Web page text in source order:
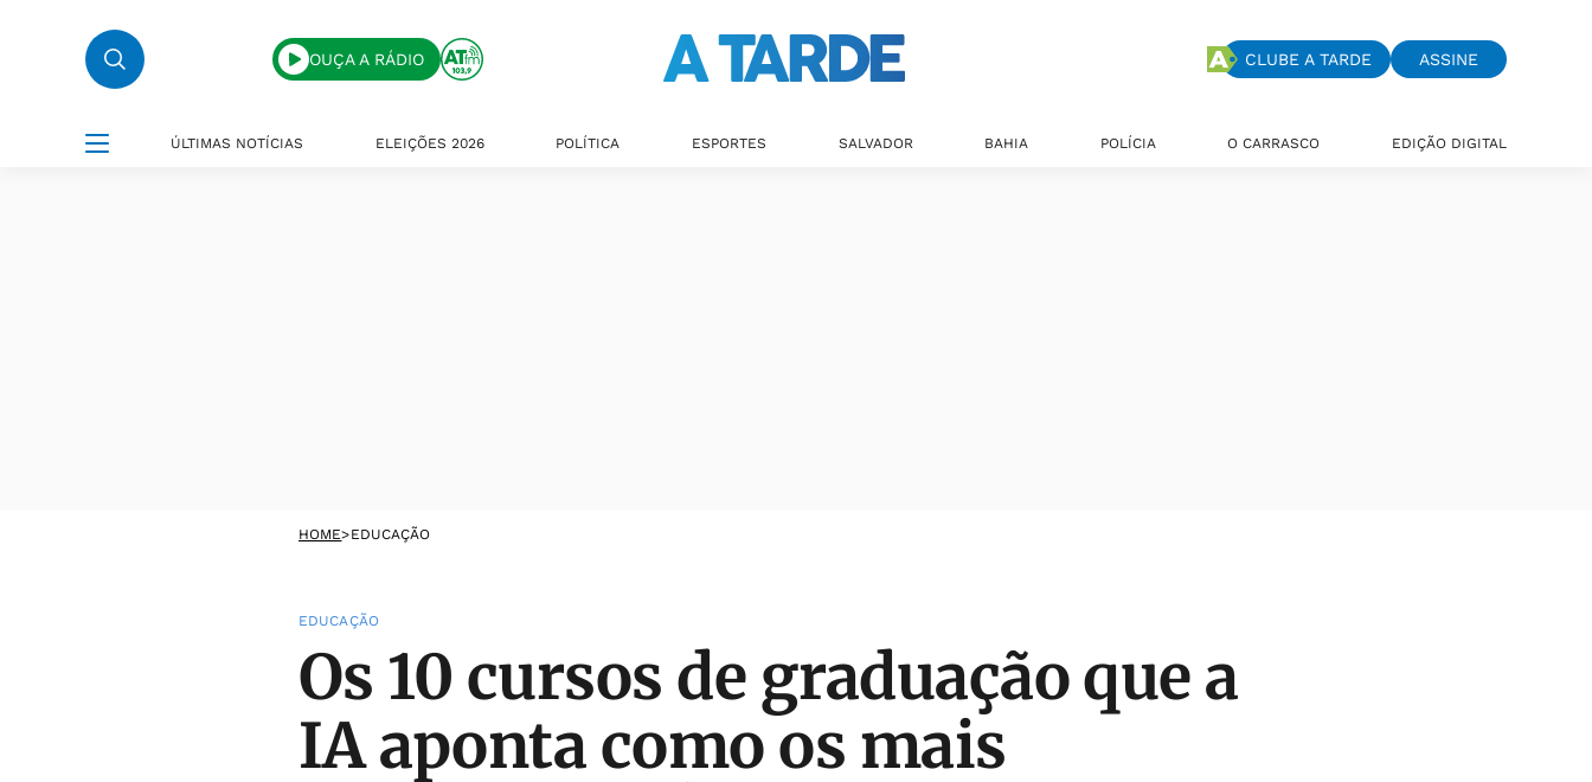
OUÇA A RÁDIO CLUBE A TARDE ASSINE
ÚLTIMAS NOTÍCIAS ELEIÇÕES 2026 POLÍTICA ESPORTES SALVADOR BAHIA POLÍCIA O CARRASCO EDIÇÃO DIGITAL
HOME>EDUCAÇÃO
EDUCAÇÃO
Os 10 cursos de graduação que a
IA aponta como os mais